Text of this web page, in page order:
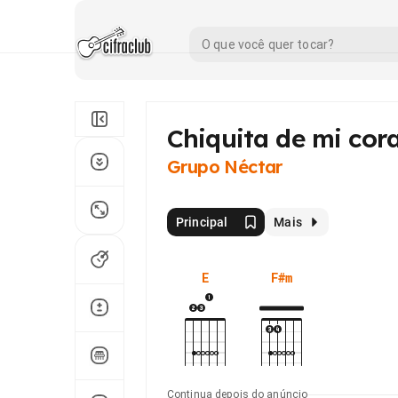
Chiquita de mi
Grupo Néctar
Principal Mais
E F#m
Continua depois do anúncio